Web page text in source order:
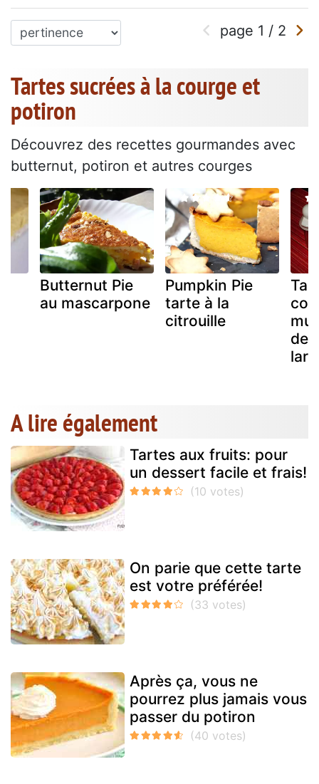
page 1 / 2
Tartes sucrées à la courge et
potiron
Découvrez des recettes gourmandes avec
butternut, potiron et autres courges
Butternut Pie
au mascarpone
Pumpkin Pie
tarte à la
citrouille
de
A lire également
Tartes aux fruits: pour
un dessert facile et frais!
On parie que cette tarte
est votre préférée!
Après ça, vous ne
pourrez plus jamais vous
passer du potiron